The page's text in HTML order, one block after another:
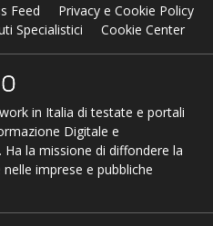
Feed
Privacy e Cookie Policy
Specialistici
Cookie Center
in Italia di testate e portali
Digitale e
Ha la missione di diffondere la
imprese e pubbliche